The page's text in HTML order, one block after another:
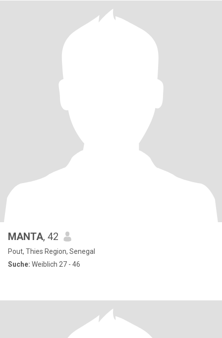
MANTA, 42
Pout, Thies Region, Senegal
Suche: Weiblich 27 - 46